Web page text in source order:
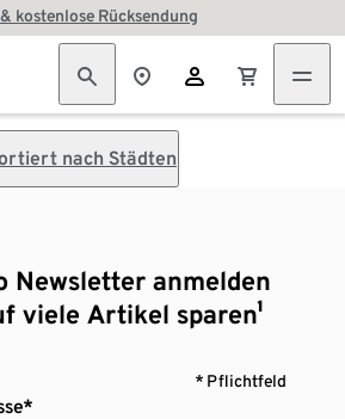
kostenlose Rücksendung
nach Städten
Newsletter anmelden
viele Artikel sparen¹
* Pflichtfeld